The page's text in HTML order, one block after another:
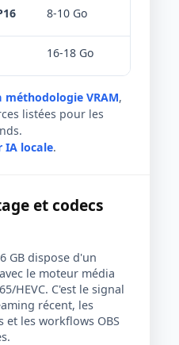
8-10 Go
16-18 Go
méthodologie VRAM,
listées pour les
IA locale.
et codecs
GB dispose d'un
le moteur média
HEVC. C'est le signal
récent, les
et les workflows OBS